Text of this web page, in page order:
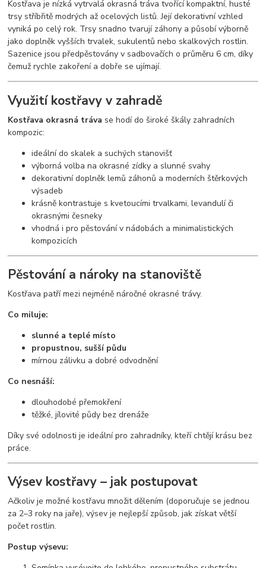
Kostřava je nízká vytrvalá okrasná tráva tvořící kompaktní, husté
trsy stříbřitě modrých až ocelových listů. Její dekorativní vzhled
vyniká po celý rok. Trsy snadno tvarují záhony a působí výborně
jako doplněk vyšších trvalek, sukulentů nebo skalkových rostlin.
Sazenice jsou předpěstovány v sadbovačích o průměru 6 cm, díky
čemuž rychle zakoření a dobře se ujímají.
Využití kostřavy v zahradě
Kostřava okrasná tráva se hodí do široké škály zahradních
kompozic:
ideální do skalek a suchých stanovišť
výborná volba na okrasné zídky a slunné svahy
dekorativní doplněk lemů záhonů a moderních štěrkových
výsadeb
krásně kontrastuje s kvetoucími trvalkami, levandulí či
okrasnými česneky
vhodná i pro pěstování v nádobách a minimalistických
kompozicích
Pěstování a nároky na stanoviště
Kostřava patří mezi nejméně náročné okrasné trávy.
Co miluje:
slunné a teplé místo
propustnou, sušší půdu
mírnou zálivku a dobré odvodnění
Co nesnáší:
dlouhodobé přemokření
těžké, jílovité půdy bez drenáže
Díky své odolnosti je ideální pro zahradníky, kteří chtějí krásu bez
práce.
Výsev kostřavy – jak postupovat
Ačkoliv je možné kostřavu množit dělením (doporučuje se jednou
za 2–3 roky na jaře), výsev je nejlepší způsob, jak získat větší
počet rostlin.
Postup výsevu: